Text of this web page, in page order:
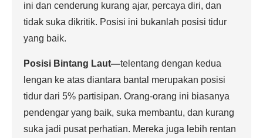
ini dan cenderung kurang ajar, percaya diri, dan
tidak suka dikritik. Posisi ini bukanlah posisi tidur
yang baik.
Posisi Bintang Laut—telentang dengan kedua
lengan ke atas diantara bantal merupakan posisi
tidur dari 5% partisipan. Orang-orang ini biasanya
pendengar yang baik, suka membantu, dan kurang
suka jadi pusat perhatian. Mereka juga lebih rentan